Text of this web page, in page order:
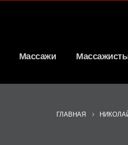
Массажи
ГЛАВНАЯ